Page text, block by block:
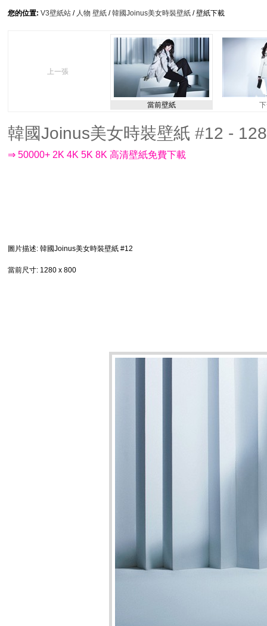
您的位置: V3壁紙站 / 人物 壁紙 /韓國Joinus美女時裝壁紙 / 壁紙下載
上一張
當前壁紙
韓國Joinus美女時裝壁紙 #12 -
⇒ 50000+ 2K 4K 5K 8K 高清壁紙免費下載
圖片描述: 韓國Joinus美女時裝壁紙 #12
當前尺寸: 1280 x 800